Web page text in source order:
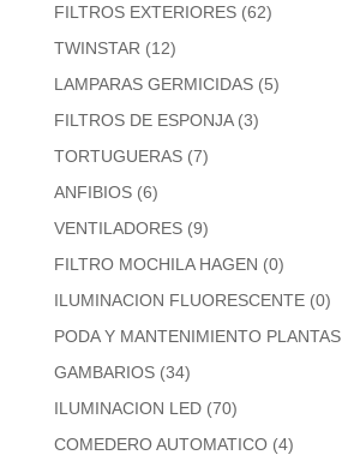
FILTROS EXTERIORES (62)
TWINSTAR (12)
LAMPARAS GERMICIDAS (5)
FILTROS DE ESPONJA (3)
TORTUGUERAS (7)
ANFIBIOS (6)
VENTILADORES (9)
FILTRO MOCHILA HAGEN (0)
ILUMINACION FLUORESCENTE (0)
PODA Y MANTENIMIENTO PLANTAS
GAMBARIOS (34)
ILUMINACION LED (70)
COMEDERO AUTOMATICO (4)